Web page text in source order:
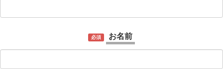
必須 お名前